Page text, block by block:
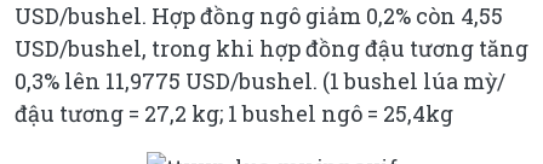
USD/bushel. Hợp đồng ngô giảm 0,2% còn 4,55
USD/bushel, trong khi hợp đồng đậu tương tăng
0,3% lên 11,9775 USD/bushel. (1 bushel lúa mỳ/
đậu tương = 27,2 kg; 1 bushel ngô = 25,4kg